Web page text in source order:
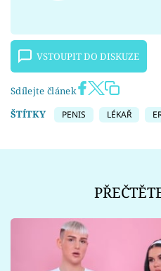
VSTOUPIT DO DISKUZE
Sdílejte článek
ŠTÍTKY
PENIS LÉKAŘ